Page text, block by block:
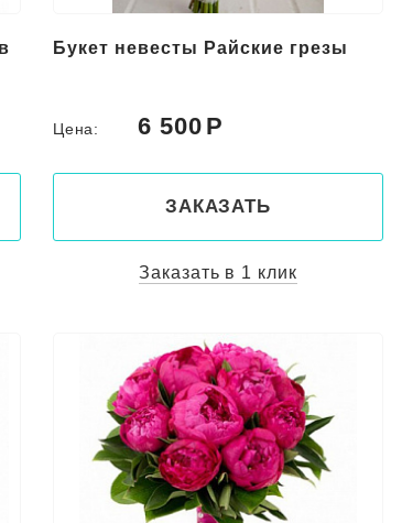
Букет невесты Райские грезы
Цена: 6 500
ЗАКАЗАТЬ
Заказать в 1 клик